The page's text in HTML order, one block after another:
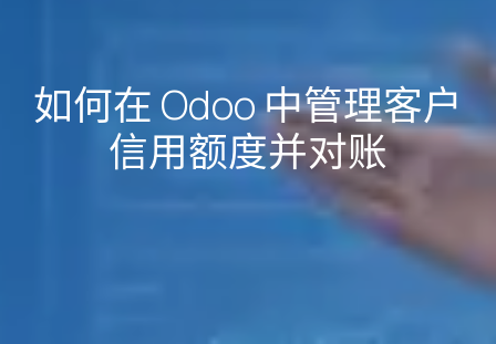
如何在 Odoo 中管理客户
信用额度并对账